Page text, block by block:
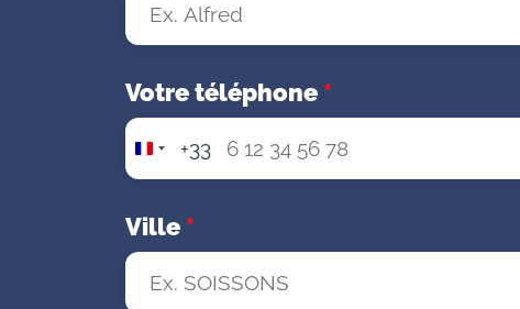
Votre téléphone *
F
r
n
e
+33
Ville *